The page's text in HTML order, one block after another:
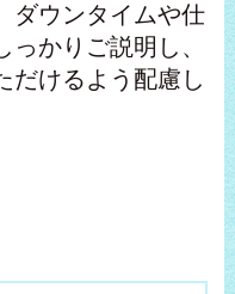
ダウンタイムや仕
っかりご説明し、
だけるよう配慮し